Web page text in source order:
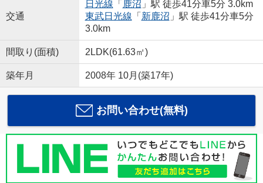
交通
日光線 「 鹿沼 」駅 徒歩41分車5分 3.0km
東武日光線 「 新鹿沼 」駅 徒歩41分車5分
3.0km
間取り(面積) 2LDK(61.63㎡)
築年月 2008年 10月(築17年)
お問い合わせ(無料)